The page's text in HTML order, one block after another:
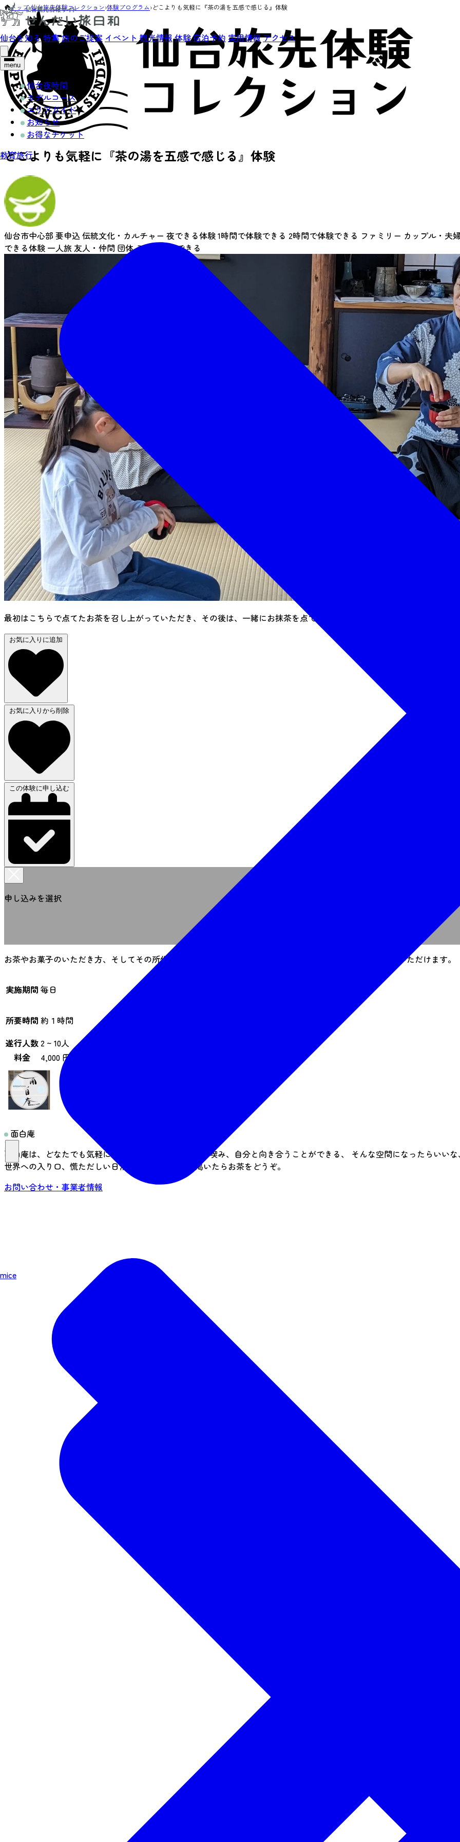
仙台を知る特集旅のご提案 イベント 観光情報 体験宿泊予約 実用情報アクセス
menu
仙台夜時間
モデルコース
エリアガイド
お知らせ
お得なチケット
教育旅行
mice
トップ›仙台旅先体験コレクション›体験プログラム›どこよりも気軽に『茶の湯を五感で感じる』体験
どこよりも気軽に『茶の湯を五感で感じる』体験
仙台市中心部 要申込 伝統文化・カルチャー 夜できる体験1時間で体験できる 2時間で体験できる ファミリー カップル・夫
できる体験 一人旅友人・仲間 団体ここだからできる
最初はこちらで点てたお茶を召し上がっていただき、その後は、一緒にお抹茶を点ててみて、本格和菓子と共に召し上がっ
お気に入りに追加
お気に入りから削除
この体験に申し込む
申し込みを選択
お茶やお菓子のいただき方、そしてその所作のもつ意味や心などを知ることで茶の湯の神髄を五感で感じていただけます。
実施期間 毎日
所要時間 約１時間
遂行人数 2 ~ 10人
料金
4,000 円〜（税込）
面白庵
面白庵は、どなたでも気軽に訪れることができ、お茶を喫み、自分と向き合うことができる、 そんな空間になったらいい
世界への入り口、慌ただしい日常からの出口。 心が渇いたらお茶をどうぞ。
お問い合わせ・事業者情報